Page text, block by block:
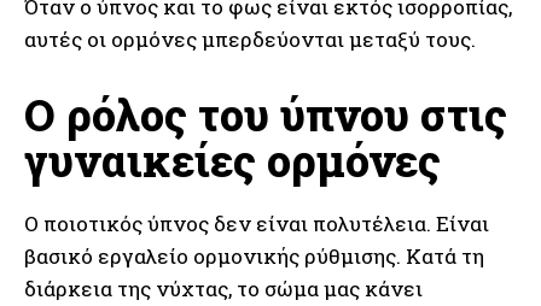
Όταν ο ύπνος και το φως είναι εκτός ισορροπίας,
αυτές οι ορμόνες μπερδεύονται μεταξύ τους.
Ο ρόλος του ύπνου στις
γυναικείες ορμόνες
Ο ποιοτικός ύπνος δεν είναι πολυτέλεια. Είναι
βασικό εργαλείο ορμονικής ρύθμισης. Κατά τη
διάρκεια της νύχτας, το σώμα μας κάνει